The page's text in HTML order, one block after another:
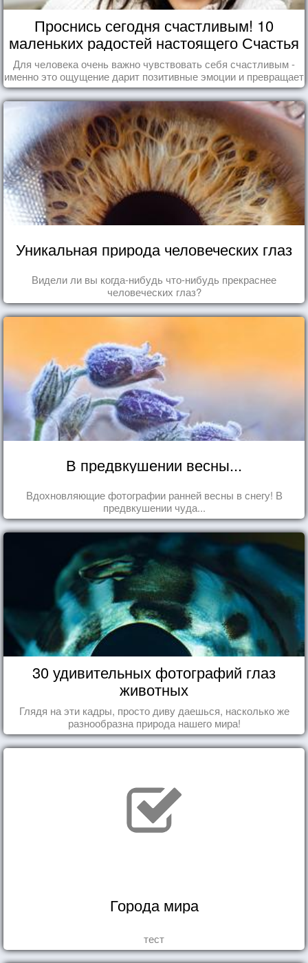
Проснись сегодня счастливым! 10
маленьких радостей настоящего Счастья
Для человека очень важно чувствовать себя счастливым -
именно это ощущение дарит позитивные эмоции и превращает
каждый день в маленький праздник.
Уникальная природа человеческих глаз
Видели ли вы когда-нибудь что-нибудь прекраснее
человеческих глаз?
В предвкушении весны...
Вдохновляющие фотографии ранней весны в снегу! В
предвкушении чуда...
30 удивительных фотографий глаз
животных
Глядя на эти кадры, просто диву даешься, насколько же
разнообразна природа нашего мира!
Города мира
тест